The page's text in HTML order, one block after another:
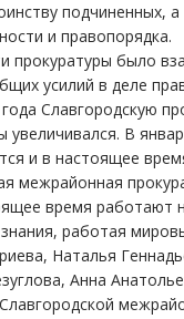
подчиненных,
и правопорядка.
прокуратуры было
усилий в деле
Славгородскую
В
и в настоящее
межрайонная
время работают
работая
Наталья
Анна